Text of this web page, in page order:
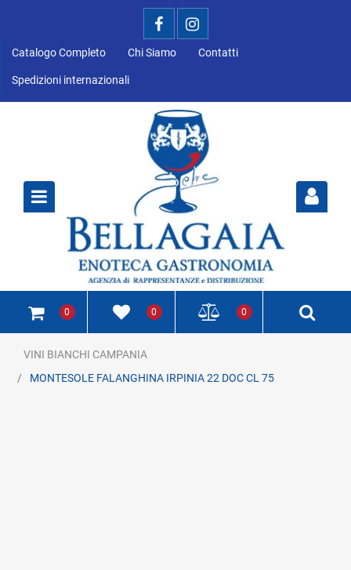
Catalogo Completo Chi Siamo Contatti
Spedizioni internazionali
0 0 0
VINI BIANCHI CAMPANIA
MONTESOLE FALANGHINA IRPINIA 22 DOC CL 75